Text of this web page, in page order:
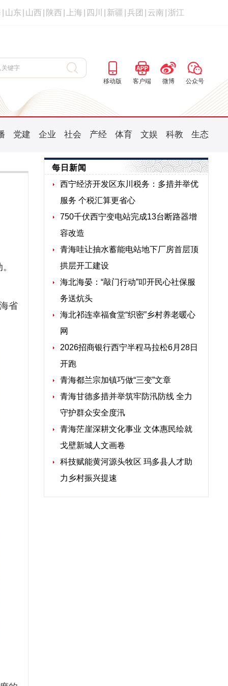
山东 山西 陕西 上海 四川 新疆 兵团 云南 浙江
移动版 客户端 微博 公众号
党建 企业 社会 产经 体育 文娱 科教 生态
省
每日新闻
西宁经济开发区东川税务：多措并举优
服务 个税汇算更省心
750千伏西宁变电站完成13台断路器增
容改造
青海哇让抽水蓄能电站地下厂房首层顶
拱层开工建设
海北海晏：“敲门行动”叩开民心社保服
务送炕头
海北祁连幸福食堂“织密”乡村养老暖心
网
2026招商银行西宁半程马拉松6月28日
开跑
青海都兰宗加镇巧做“三变”文章
青海甘德多措并举筑牢防汛防线 全力
守护群众安全度汛
青海茫崖深耕文化事业 文体惠民绘就
戈壁新城人文画卷
科技赋能黄河源头牧区 玛多县人才助
力乡村振兴提速